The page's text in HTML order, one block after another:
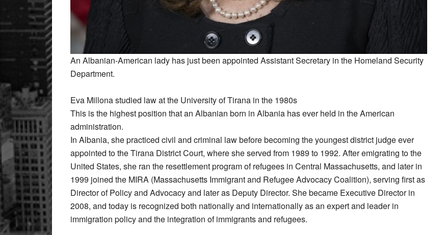
An Albanian-American lady has just been appointed Assistant Secretary in the Homeland Security
Department.
Eva Millona studied law at the University of Tirana in the 1980s
This is the highest position that an Albanian born in Albania has ever held in the American
administration.
In Albania, she practiced civil and criminal law before becoming the youngest district judge ever
appointed to the Tirana District Court, where she served from 1989 to 1992. After emigrating to the
United States, she ran the resettlement program of refugees in Central Massachusetts, and later in
1999 joined the MIRA (Massachusetts Immigrant and Refugee Advocacy Coalition), serving first as
Director of Policy and Advocacy and later as Deputy Director. She became Executive Director in
2008, and today is recognized both nationally and internationally as an expert and leader in
immigration policy and the integration of immigrants and refugees.